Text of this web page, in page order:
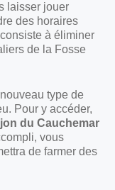
laisser jouer
des horaires
à éliminer
de la Fosse
type de
Pour y accéder,
du Cauchemar
vous
de farmer des